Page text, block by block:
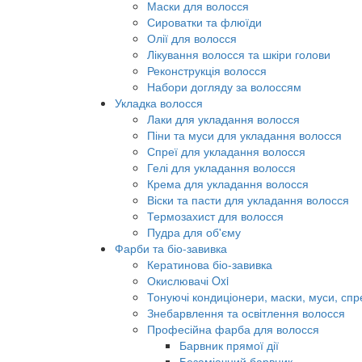
Маски для волосся
Сироватки та флюїди
Олії для волосся
Лікування волосся та шкіри голови
Реконструкція волосся
Набори догляду за волоссям
Укладка волосся
Лаки для укладання волосся
Піни та муси для укладання волосся
Спреї для укладання волосся
Гелі для укладання волосся
Крема для укладання волосся
Віски та пасти для укладання волосся
Термозахист для волосся
Пудра для об'єму
Фарби та біо-завивка
Кератинова біо-завивка
Окислювачі Oxi
Тонуючі кондиціонери, маски, муси,
Знебарвлення та освітлення волосся
Професійна фарба для волосся
Барвник прямої дії